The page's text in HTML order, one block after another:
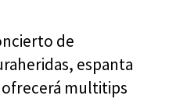
de
espanta
ofrecerá multitips